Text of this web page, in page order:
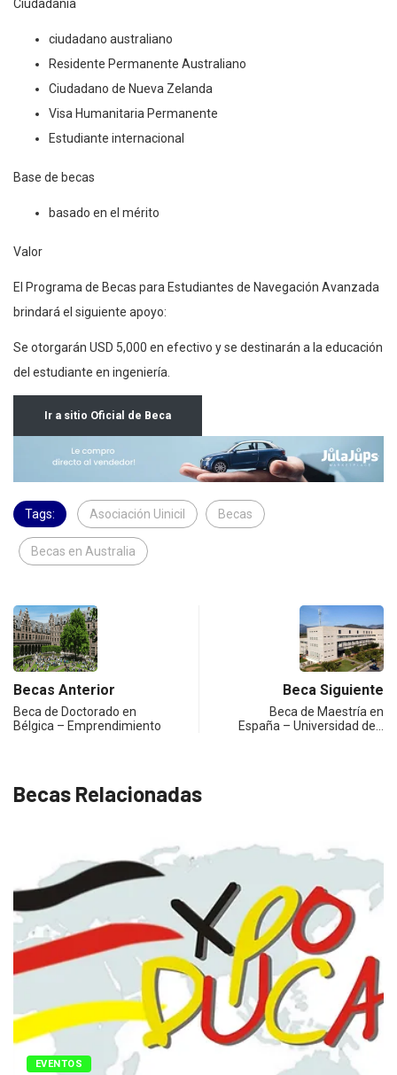
Ciudadanía
ciudadano australiano
Residente Permanente Australiano
Ciudadano de Nueva Zelanda
Visa Humanitaria Permanente
Estudiante internacional
Base de becas
basado en el mérito
Valor
El Programa de Becas para Estudiantes de Navegación Avanzada
brindará el siguiente apoyo:
Se otorgarán USD 5,000 en efectivo y se destinarán a la educación
del estudiante en ingeniería.
Ir a sitio Oficial de Beca
Tags: Asociación Uinicil Becas
Becas en Australia
Becas Anterior
Beca de Doctorado en
Bélgica – Emprendimiento
Beca Siguiente
Beca de Maestría en
España – Universidad de…
Becas Relacionadas
EVENTOS